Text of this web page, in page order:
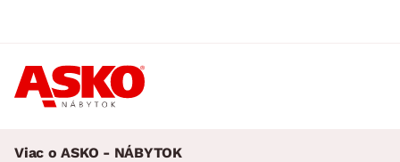
Viac o ASKO - NÁBYTOK